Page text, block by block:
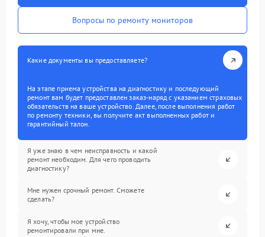
Вопросы по ремонту мониторов
Какие документы вы предоставляете?
На этапе приема устройства на диагностику и последующий
ремонт вам будет предоставлен заказ-наряд с указанием страховых
обязательств на ваше устройство. Далее, после выполнения работ
по ремонту техники, вы получите акт выполненных работ и
гарантийный талон.
Я уже знаю в чем неисправность и какой
ремонт необходим. Для чего проводить
диагностику?
Мне нужен срочный ремонт. Сможете
сделать?
Я хочу, чтобы мое устройство
ремонтировали при мне.